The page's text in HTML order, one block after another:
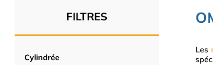
FILTRES
Cylindrée
Les